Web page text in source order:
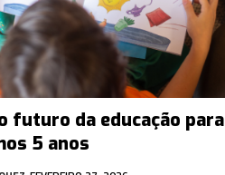
futuro da educação para
5 anos